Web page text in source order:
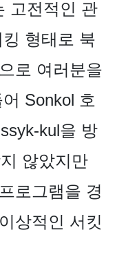
고전적인 관
형태로 북
로 여러분을
Sonkol 호
kul을 방
않았지만
로그램을 경
상적인 서킷